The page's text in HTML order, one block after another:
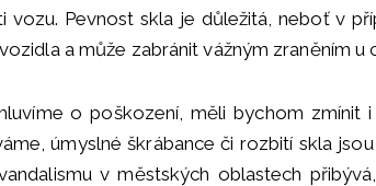
vozu. Pevnost skla je důležitá, neboť v
a může zabránit vážným zraněním u
o poškození, měli bychom zmínit
úmyslné škrábance či rozbití skla
v městských oblastech